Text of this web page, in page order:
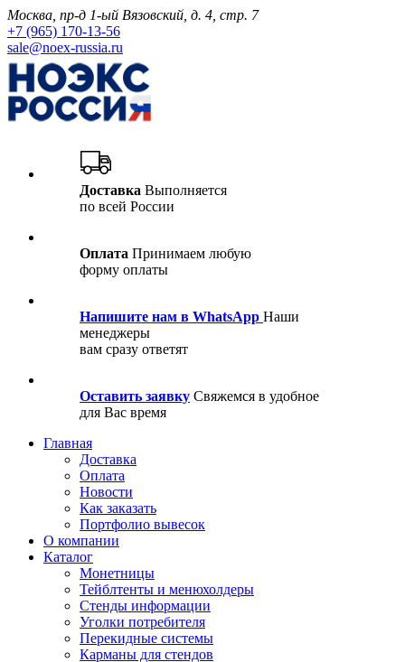
Москва, пр-д 1-ый Вязовский, д. 4, стр. 7
+7 (965) 170-13-56
sale@noex-russia.ru
Доставка Выполняется
по всей России
Оплата Принимаем любую
форму оплаты
Напишите нам в WhatsApp Наши
менеджеры
вам сразу ответят
Оставить заявку Свяжемся в удобное
для Вас время
Главная
Доставка
Оплата
Новости
Как заказать
Портфолио вывесок
О компании
Каталог
Монетницы
Тейблтенты и менюхолдеры
Стенды информации
Уголки потребителя
Перекидные системы
Карманы для стендов